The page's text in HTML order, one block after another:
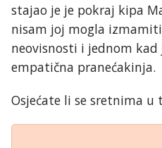
stajao je je pokraj kipa
nisam joj mogla
neovisnosti i jednom
empatična pranećakinja.
Osjećate li se sretnima